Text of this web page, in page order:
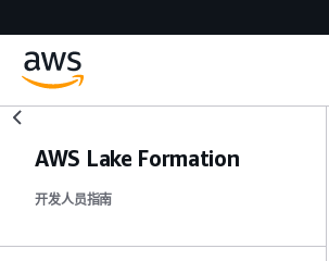
AWS Lake Formation
开发人员指南